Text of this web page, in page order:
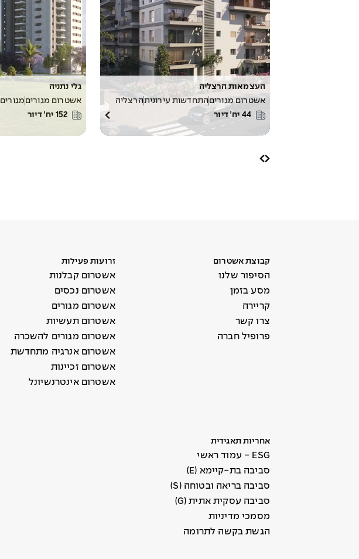
העצמאות הרצליה
אשטרום מגוריםהתחדשות עירוניתהרצליה
44 יח׳ דיור
גלי נתניה
אשטרום מגורים מגורים
152 יח׳ דיור
קבוצת אשטרום
הסיפור שלנו
מסע בזמן
קריירה
צרו קשר
פרופיל חברה
זרועות פעילות
אשטרום קבלנות
אשטרום נכסים
אשטרום מגורים
אשטרום תעשיות
אשטרום מגורים להשכרה
אשטרום אנרגיה מתחדשת
אשטרום זכיינות
אשטרום אינטרנשיונל
אחריות תאגידית
ESG - עמוד ראשי
סביבה בת-קיימא (E)
סביבה בריאה ובטוחה (S)
סביבה עסקית אתית (G)
מסמכי מדיניות
הגשת בקשה לתרומה